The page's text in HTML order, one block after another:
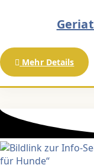
Mehr Details